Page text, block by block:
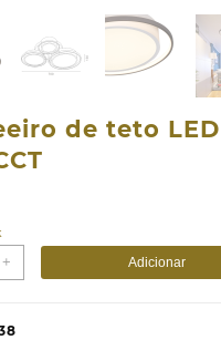
de teto
+ Adicionar